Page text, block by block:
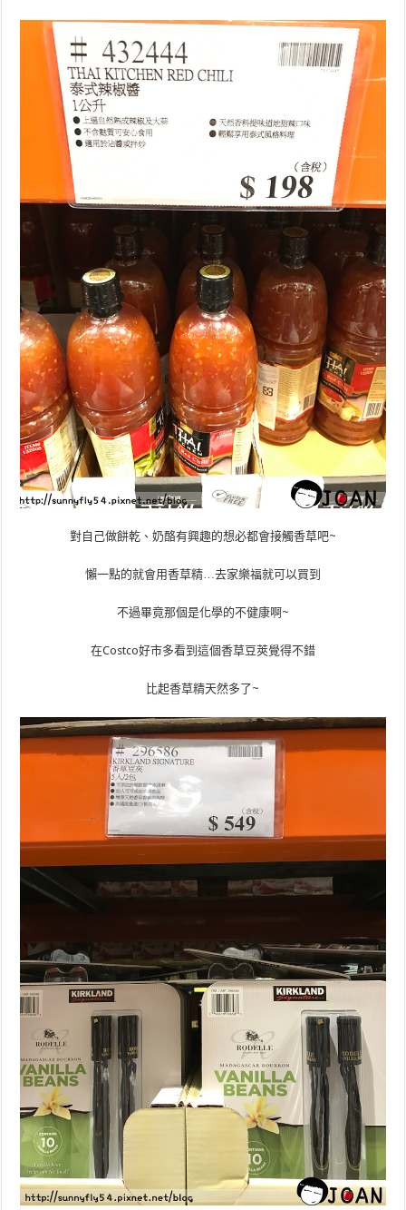
對自己做餅乾、奶酪有興趣的想必都會接觸香草吧~
懶一點的就會用香草精…去家樂福就可以買到
不過畢竟那個是化學的不健康啊~
在Costco好市多看到這個香草豆莢覺得不錯
比起香草精天然多了~